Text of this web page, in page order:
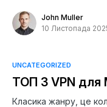
John Muller
10 Листопада
UNCATEGORIZED
ТОП 3 VPN для
Класика жанру, це